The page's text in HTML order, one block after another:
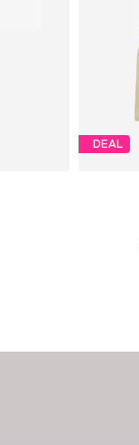
DEAL